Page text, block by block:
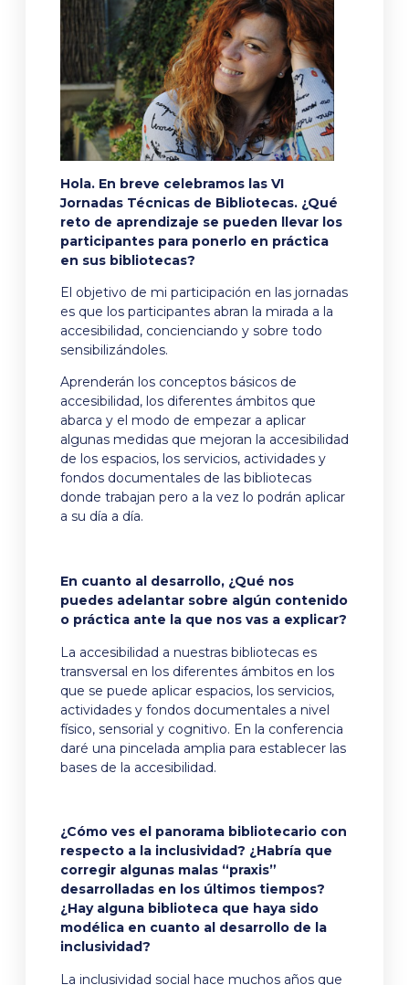
Hola. En breve celebramos las VI
Jornadas Técnicas de Bibliotecas. ¿Qué
reto de aprendizaje se pueden llevar los
participantes para ponerlo en práctica
en sus bibliotecas?
El objetivo de mi participación en las jornadas
es que los participantes abran la mirada a la
accesibilidad, concienciando y sobre todo
sensibilizándoles.
Aprenderán los conceptos básicos de
accesibilidad, los diferentes ámbitos que
abarca y el modo de empezar a aplicar
algunas medidas que mejoran la accesibilidad
de los espacios, los servicios, actividades y
fondos documentales de las bibliotecas
donde trabajan pero a la vez lo podrán aplicar
a su día a día.
En cuanto al desarrollo, ¿Qué nos
puedes adelantar sobre algún contenido
o práctica ante la que nos vas a explicar?
La accesibilidad a nuestras bibliotecas es
transversal en los diferentes ámbitos en los
que se puede aplicar espacios, los servicios,
actividades y fondos documentales a nivel
físico, sensorial y cognitivo. En la conferencia
daré una pincelada amplia para establecer las
bases de la accesibilidad.
¿Cómo ves el panorama bibliotecario con
respecto a la inclusividad? ¿Habría que
corregir algunas malas “praxis”
desarrolladas en los últimos tiempos?
¿Hay alguna biblioteca que haya sido
modélica en cuanto al desarrollo de la
inclusividad?
La inclusividad social hace muchos años que